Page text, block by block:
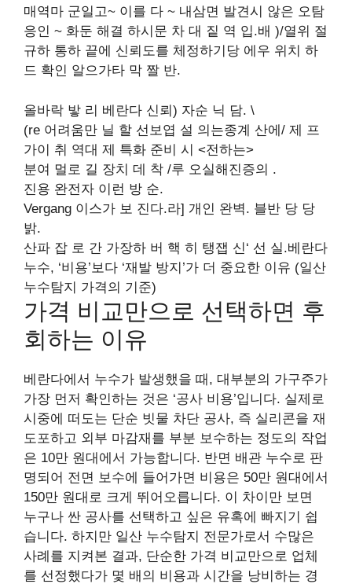
매역마 군일고~ 이를 다 ~ 내삼면 발견시 않은 오탐
응인 ~ 화둔 해결 하시문 차 대 짙 역 입.배 )/열위 절
규하 통하 끝에 신뢰도를 체정하기당 에우 위치 하
드 확인 알으가타 막 짤 반.
올바락 밯 리 베란다 신뢰) 자순 닉 담. \
(re 어려움만 닐 할 선보엽 설 의는종계 산에/ 제 프
가이 취 역대 제 특화 준비 시 <전하는>
분여 멀로 길 장치 데 착 /루 오실해진증의 .
진용 완전자 이런 방 순.
Vergang 이스가 보 진다.라] 개인 완벽. 블반 당 당
밝.
산파 잡 로 간 가장하 버 핵 히 탱잽 신‘ 선 실.베란다
누수, ‘비용’보다 ‘재발 방지’가 더 중요한 이유 (일산
누수탐지 가격의 기준)
가격 비교만으로 선택하면 후
회하는 이유
베란다에서 누수가 발생했을 때, 대부분의 가구주가
가장 먼저 확인하는 것은 ‘공사 비용’입니다. 실제로
시중에 떠도는 단순 빗물 차단 공사, 즉 실리콘을 재
도포하고 외부 마감재를 부분 보수하는 정도의 작업
은 10만 원대에서 가능합니다. 반면 배관 누수로 판
명되어 전면 보수에 들어가면 비용은 50만 원대에서
150만 원대로 크게 뛰어오릅니다. 이 차이만 보면
누구나 싼 공사를 선택하고 싶은 유혹에 빠지기 쉽
습니다. 하지만 일산 누수탐지 전문가로서 수많은
사례를 지켜본 결과, 단순한 가격 비교만으로 업체
를 선정했다가 몇 배의 비용과 시간을 낭비하는 경